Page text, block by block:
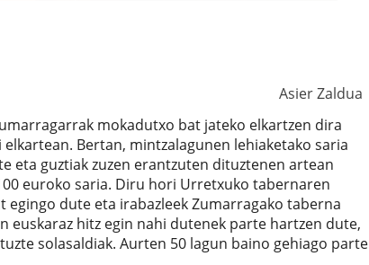
Asier Zaldua
mokadutxo bat jateko elkartzen dira
Bertan, mintzalagunen lehiaketako saria
eta guztiak zuzen erantzuten dituztenen artean
euroko saria. Diru hori Urretxuko tabernaren
dute eta irabazleek Zumarragako taberna
euskaraz hitz egin nahi dutenek parte hartzen dute,
solasaldiak. Aurten 50 lagun baino gehiago parte